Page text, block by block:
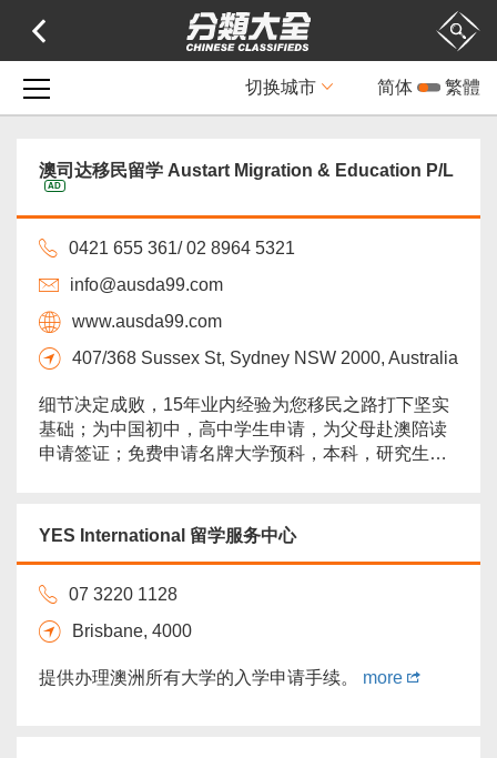
简体 繁體
切换城市
澳司达移民留学 Austart Migration & Education P/L
AD
0421 655 361/ 02 8964 5321
info@ausda99.com
www.ausda99.com
407/368 Sussex St, Sydney NSW 2000, Australia
细节决定成败，15年业内经验为您移民之路打下坚实
基础；为中国初中，高中学生申请，为父母赴澳陪读
申请签证；免费申请名牌大学预科，本科，研究生课
民方案。...
more
YES International 留学服务中心
07 3220 1128
Brisbane, 4000
提供办理澳洲所有大学的入学申请手续。 more